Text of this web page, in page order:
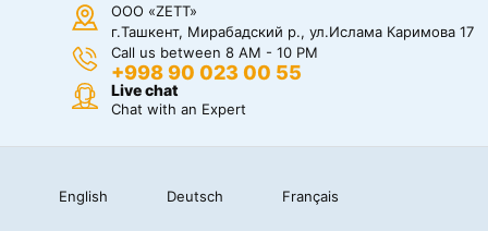
ООО «ZETT»
г.Ташкент, Мирабадский р., ул.Ислама Каримова 17
Call us between 8 AM - 10 PM
+998 90 023 00 55
Live chat
Chat with an Expert
English Deutsch Français